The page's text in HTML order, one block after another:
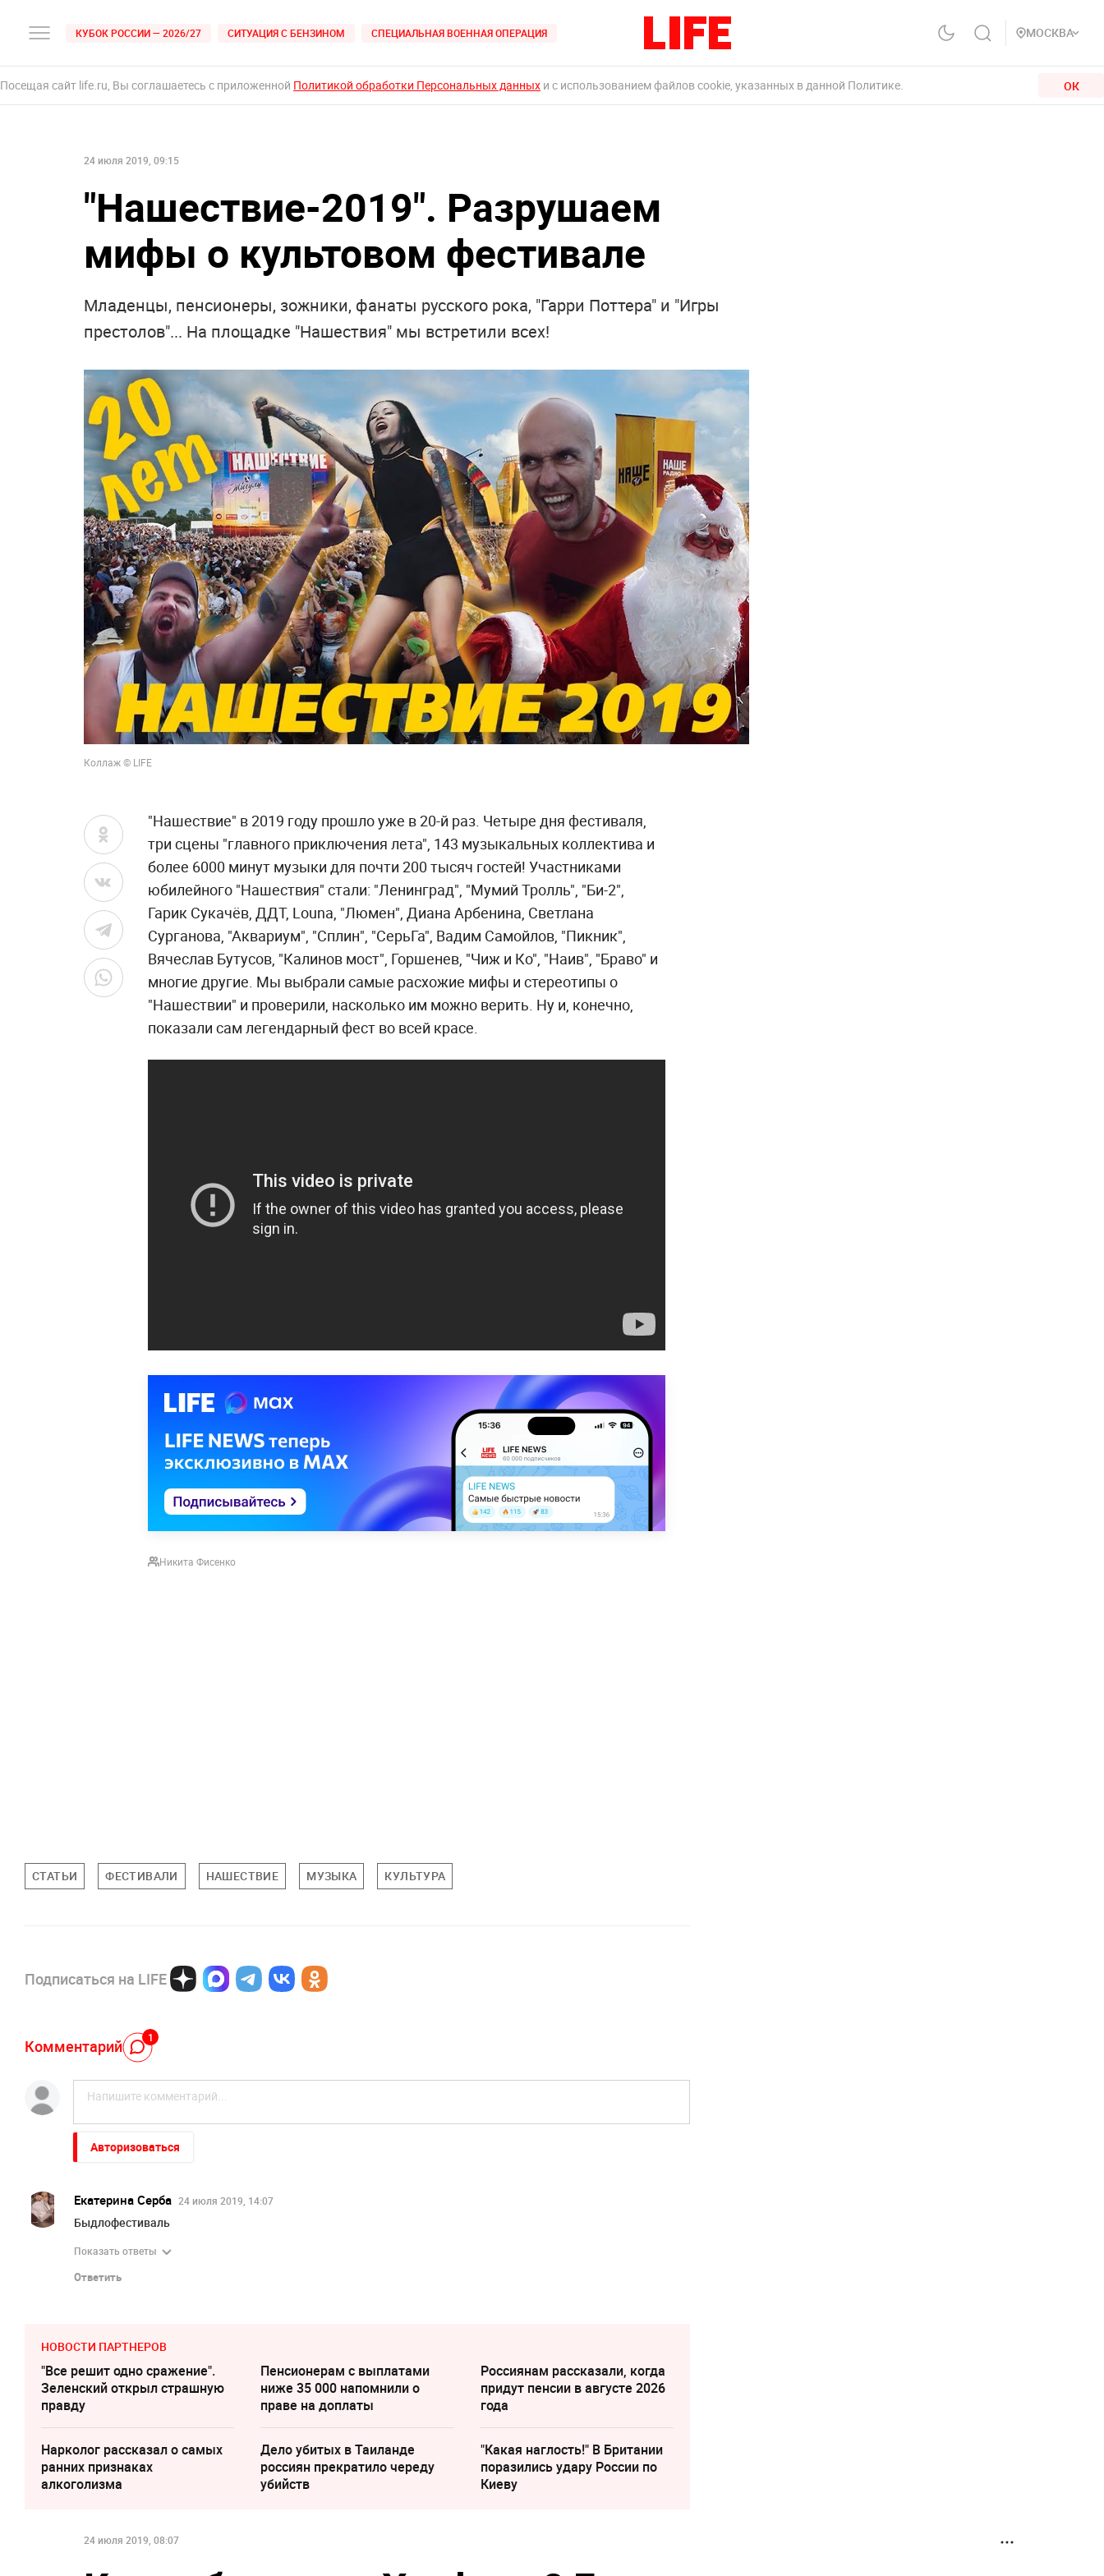
КУБОК РОССИИ — 2026/27 СИТУАЦИЯ С БЕНЗИНОМ СПЕЦИАЛЬНАЯ ВОЕННАЯ ОПЕРАЦИЯ МОСКВА
Посещая сайт life.ru, Вы соглашаетесь с приложенной Политикой обработки Персональных данных и с использованием файлов cookie, указанных в данной Политике. ОК
24 июля 2019, 09:15
"Нашествие-2019". Разрушаем
мифы о культовом фестивале
Младенцы, пенсионеры, зожники, фанаты русского рока, "Гарри Поттера" и "Игры
престолов"... На площадке "Нашествия" мы встретили всех!
Коллаж © LIFE
"Нашествие" в 2019 году прошло уже в 20-й раз. Четыре дня фестиваля,
три сцены "главного приключения лета", 143 музыкальных коллектива и
более 6000 минут музыки для почти 200 тысяч гостей! Участниками
юбилейного "Нашествия" стали: "Ленинград", "Мумий Тролль", "Би-2",
Гарик Сукачёв, ДДТ, Louna, "Люмен", Диана Арбенина, Светлана
Сурганова, "Аквариум", "Сплин", "СерьГа", Вадим Самойлов, "Пикник",
Вячеслав Бутусов, "Калинов мост", Горшенев, "Чиж и Ко", "Наив", "Браво" и
многие другие. Мы выбрали самые расхожие мифы и стереотипы о
"Нашествии" и проверили, насколько им можно верить. Ну и, конечно,
показали сам легендарный фест во всей красе.
Никита Фисенко
СТАТЬИ ФЕСТИВАЛИ НАШЕСТВИЕ МУЗЫКА КУЛЬТУРА
Подписаться на LIFE
Комментарий 1
Авторизоваться
Екатерина Серба 24 июля 2019, 14:07
Быдлофестиваль
Показать ответы
Ответить
НОВОСТИ ПАРТНЕРОВ
"Все решит одно сражение".
Зеленский открыл страшную
правду
Пенсионерам с выплатами
ниже 35 000 напомнили о
праве на доплаты
Россиянам рассказали, когда
придут пенсии в августе 2026
года
Нарколог рассказал о самых
ранних признаках
алкоголизма
Дело убитых в Таиланде
россиян прекратило череду
убийств
"Какая наглость!" В Британии
поразились удару России по
Киеву
24 июля 2019, 08:07